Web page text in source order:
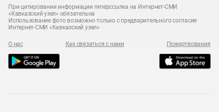
При цитировании информации гиперссылка на Интернет-СМИ
«Кавказский узел» обязательна
Использование фото возможно только с предварительного согласия
Интернет-СМИ «Кавказский узел»
О нас Как связаться с нами Пожертвования